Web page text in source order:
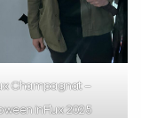
Champagnat –
inFlux 2025